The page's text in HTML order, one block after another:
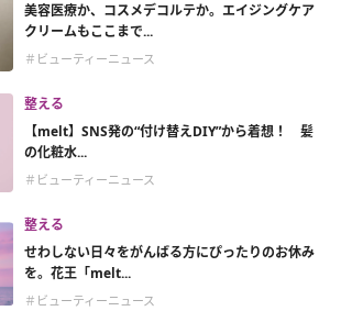
美容医療か、コスメデコルテか。エイジングケア
クリームもここまで...
＃ビューティーニュース
整える
【melt】SNS発の“付け替えDIY”から着想！ 髪
の化粧水...
＃ビューティーニュース
整える
せわしない日々をがんばる方にぴったりのお休み
を。花王「melt...
＃ビューティーニュース